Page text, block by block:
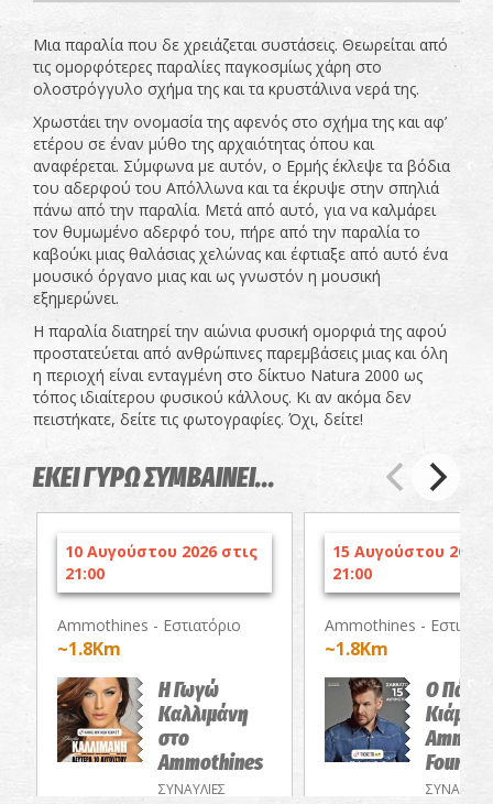
Μια παραλία που δε χρειάζεται συστάσεις. Θεωρείται από
τις ομορφότερες παραλίες παγκοσμίως χάρη στο
ολοστρόγγυλο σχήμα της και τα κρυστάλινα νερά της.
Χρωστάει την ονομασία της αφενός στο σχήμα της και αφ’
ετέρου σε έναν μύθο της αρχαιότητας όπου και
αναφέρεται. Σύμφωνα με αυτόν, ο Ερμής έκλεψε τα βόδια
του αδερφού του Απόλλωνα και τα έκρυψε στην σπηλιά
πάνω από την παραλία. Μετά από αυτό, για να καλμάρει
τον θυμωμένο αδερφό του, πήρε από την παραλία το
καβούκι μιας θαλάσιας χελώνας και έφτιαξε από αυτό ένα
μουσικό όργανο μιας και ως γνωστόν η μουσική
εξημερώνει.
Η παραλία διατηρεί την αιώνια φυσική ομορφιά της αφού
προστατεύεται από ανθρώπινες παρεμβάσεις μιας και όλη
η περιοχή είναι ενταγμένη στο δίκτυο Natura 2000 ως
τόπος ιδιαίτερου φυσικού κάλλους. Κι αν ακόμα δεν
πειστήκατε, δείτε τις φωτογραφίες. Όχι, δείτε!
ΕΚΕΙ ΓΥΡΩ ΣΥΜΒΑΙΝΕΙ...
10 Αυγούστου 2026 στις
21:00
Ammothines - Εστιατόριο
~1.8Km
Η Γωγώ
Καλλιμάνη
στο
Ammothines
ΣΥΝΑΥΛΙΕΣ
15 Αυγούστου 2026
21:00
Ammothines -
~1.8Km
Ο
Κιάμος
Four
ΣΥΝΑΥΛΙΕΣ